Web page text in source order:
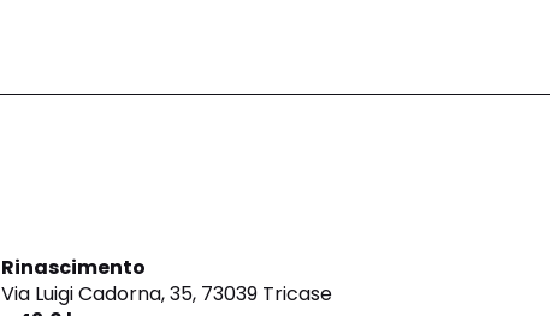
Rinascimento
Via Luigi Cadorna, 35, 73039 Tricase